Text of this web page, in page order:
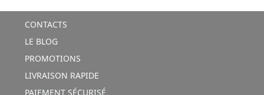
CONTACTS
LE BLOG
PROMOTIONS
LIVRAISON RAPIDE
PAIEMENT SÉCURISÉ